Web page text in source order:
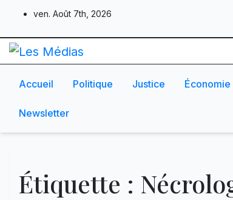
content
ven. Août 7th, 2026
Accueil Politique Justice Économie
Newsletter
Étiquette :